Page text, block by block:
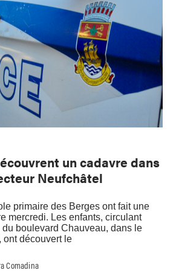
un cadavre dans
Neufchâtel
primaire des Berges ont fait une
mercredi. Les enfants, circulant
boulevard Chauveau, dans le
ont découvert le
Comadina